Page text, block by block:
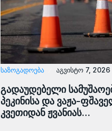
ᲡᲐᲖᲝᲒᲐᲓᲝᲔᲑᲐ აგვისტო 7, 2026
გადაუდებელი
პეკინისა და ვაჟა-
კვეთიდან ჟვანიას…